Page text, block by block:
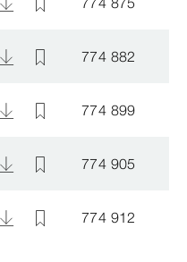
774 882
774 899
774 905
774 912